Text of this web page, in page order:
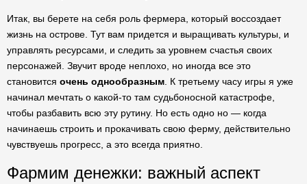
Итак, вы берете на себя роль фермера, который воссоздает
жизнь на острове. Тут вам придется и выращивать культуры, и
управлять ресурсами, и следить за уровнем счастья своих
персонажей. Звучит вроде неплохо, но иногда все это
становится очень однообразным . К третьему часу игры я уже
начинал мечтать о какой-то там судьбоносной катастрофе,
чтобы разбавить всю эту рутину. Но есть одно но — когда
начинаешь строить и прокачивать свою ферму, действительно
чувствуешь прогресс, а это всегда приятно.
Фармим денежки: важный аспект